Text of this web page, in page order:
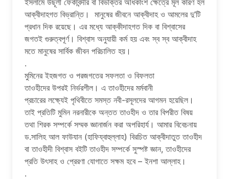
ইসলামে উছূলী ফের্কাবন্দীর বা বিভক্তির অধিকাংশ ক্ষেত্রে মূল কারণ হল
আক্বীদাহগত বিভ্রান্তি। মানুষের জীবনে আক্বীদাহ ও আমলের দু’টি
প্রধান দিক রয়েছে। এর মধ্যে আক্কীদাহগত দিক বা বিশ্বাসের
জগতই গুরুত্বপূর্ণ। বিশ্বাস অনুযায়ী কর্ম হয় এবং স্ব স্ব আক্বীদাহ
মতে মানুষের সার্বিক জীবন পরিচালিত হয়।
.
মুমিনের ইহজগত ও পরজগতের সফলতা ও বিফলতা
তাওহীদের উপরই নির্ভরশীল। এ তাওহীদের মর্মবানী
প্রচারের লক্ষ্যেই পৃথিবীতে সমস্ত নবী-রসূলদের আগমন হয়েছিল।
তাই প্রতিটি মুমিন নরনারীকে অন্তত তাওহীদ ও তার বিপরীত বিষয়
তথা শিরক সম্পর্কে সম্মক জ্ঞানার্জন করা অপরিহার্য। আমার বিবেচনায়
ড.সালিহ আল ফাউযান (হাফিয্বাহুল্লাহ) বিরচিত আক্বীদাতুত তাওহীদ
বা তাওহীদী বিশ্বাস বইটি তাওহীদ সম্পর্কে সুস্পষ্ট জ্ঞান, তাওহীদের
প্রতি উৎসাহ ও প্রেরণা যোগাতে সক্ষম হবে – ইনশা আল্লাহ।
.